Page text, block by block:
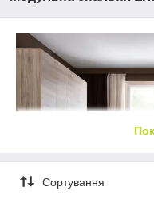
Сортування